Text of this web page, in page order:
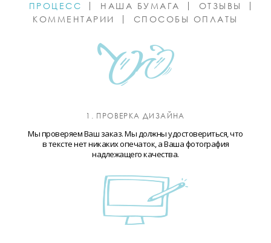
ПРОЦЕСС НАША БУМАГА
ОТЗЫВЫ
КОММЕНТАРИИ
СПОСОБЫ ОПЛАТЫ
1. ПРОВЕРКА ДИЗАЙНА
Мы проверяем Ваш заказ. Мы должны удостовериться, что
в тексте нет никаких опечаток, а Ваша фотография
надлежащего качества.